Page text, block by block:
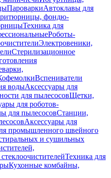
ПароваркиАвтоклавы для
фондю-
Техника для
Роботы-
Электровеники,
Стерилизационное
Вспениватели
водыАксессуары для
для пылесосовЩетки,
для роботов-
для пылесосовСтанции,
Аксессуары для
промышленного швейного
и сушильных
Техника для
Кухонные комбайны,